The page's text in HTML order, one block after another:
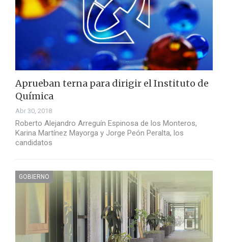
Aprueban terna para dirigir el Instituto de
Química
Abr 30, 2018
Roberto Alejandro Arreguín Espinosa de los Monteros,
Karina Martínez Mayorga y Jorge Peón Peralta, los
candidatos
GOBIERNO